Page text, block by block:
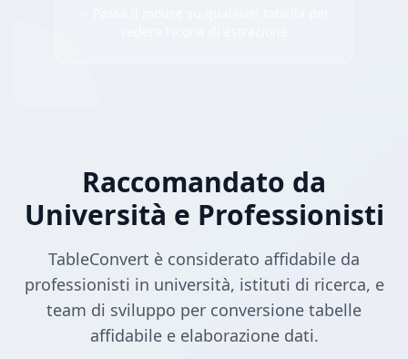
Raccomandato da
Università e Professionisti
TableConvert è considerato affidabile da
professionisti in università, istituti di ricerca, e
team di sviluppo per conversione tabelle
affidabile e elaborazione dati.